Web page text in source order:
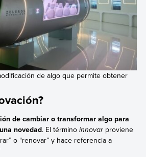
de algo que permite obtener
de cambiar o transformar algo para
novedad. El término innovar proviene
o “renovar” y hace referencia a